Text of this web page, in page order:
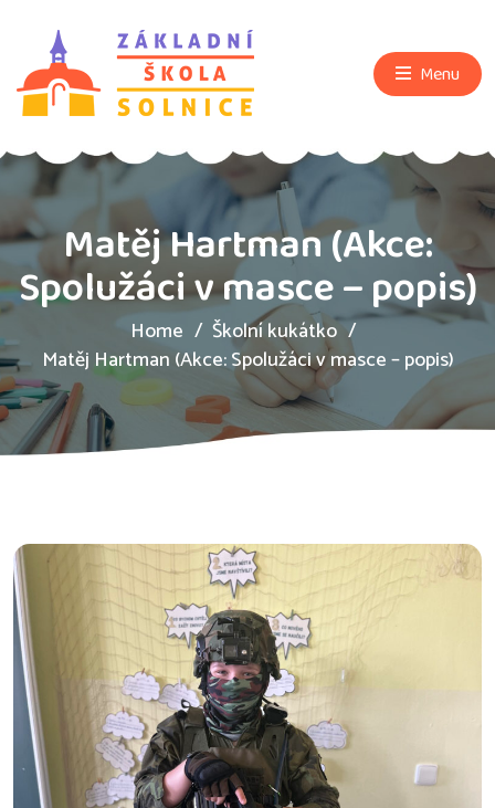
Menu
Matěj Hartman (Akce:
Spolužáci v masce – popis)
Home
Školní kukátko
Matěj Hartman (Akce: Spolužáci v masce – popis)